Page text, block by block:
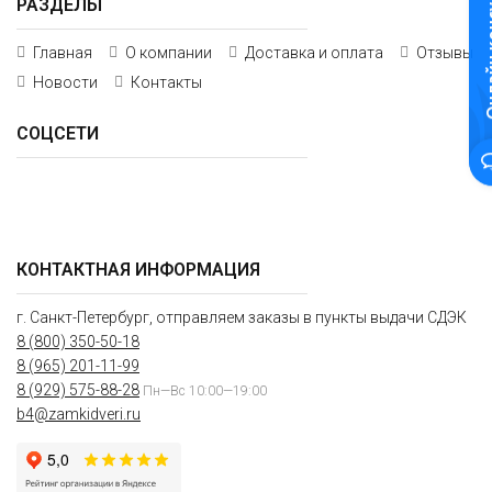
КОНТАКТНАЯ ИНФОРМАЦИЯ
г. Санкт-Петербург, отправляем заказы в пункты выдачи СДЭК
8 (800) 350-50-18
8 (965) 201-11-99
8 (929) 575-88-28 Пн—Вс 10:00—19:00
b4@zamkidveri.ru
РАЗДЕЛЫ
Главная О компании Доставка и оплата
Отзывы
Новости
Контакты
СОЦСЕТИ